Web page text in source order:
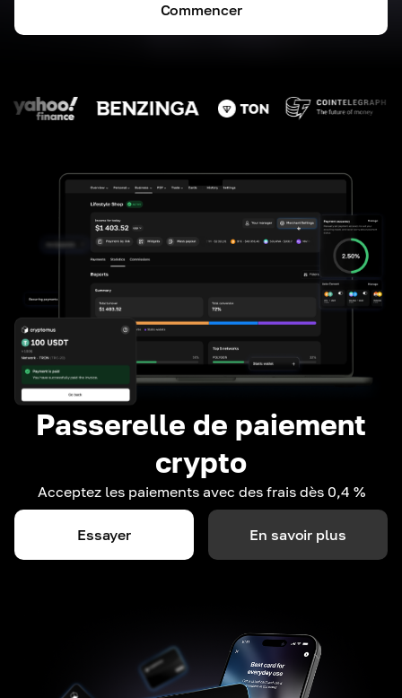
Commencer
Passerelle de paiement
crypto
Acceptez les paiements avec des frais dès 0,4 %
Essayer En savoir plus